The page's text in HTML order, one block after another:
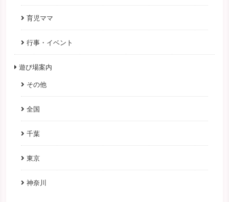
育児ママ
行事・イベント
遊び場案内
その他
全国
千葉
東京
神奈川